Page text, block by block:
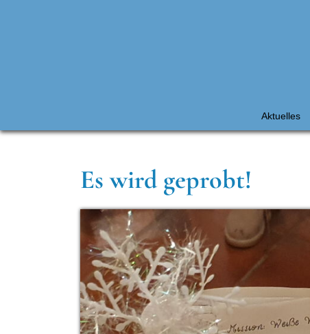
Aktuelles
Es wird geprobt!